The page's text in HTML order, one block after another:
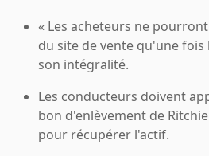
« Les acheteurs ne
du site de vente qu'une fois
son intégralité.
Les conducteurs doivent
bon d'enlèvement de
pour récupérer l'actif.